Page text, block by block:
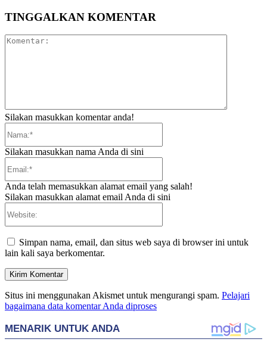
TINGGALKAN KOMENTAR
Silakan masukkan komentar anda!
Silakan masukkan nama Anda di sini
Anda telah memasukkan alamat email yang salah!
Silakan masukkan alamat email Anda di sini
Simpan nama, email, dan situs web saya di browser ini untuk
lain kali saya berkomentar.
Situs ini menggunakan Akismet untuk mengurangi spam. Pelajari
bagaimana data komentar Anda diproses